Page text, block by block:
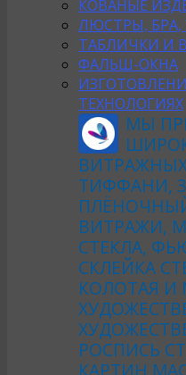
КОВАНЫЕ
ЛЮСТРЫ,
ТАБЛИЧКИ И
ФАЛЬШ-ОКНА
ТЕХНОЛОГИЯХ
МЫ
ТИФФАНИ,
ВИТРАЖИ,
СТЕКЛА,
СКЛЕЙКА
КОЛОТАЯ И
РОСПИСЬ
КАРТИН